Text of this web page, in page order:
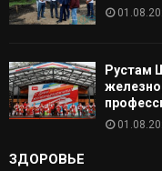
Рустам
ЗДОРОВЬЕ